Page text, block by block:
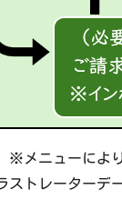
※メニューによ
ストレーターデ